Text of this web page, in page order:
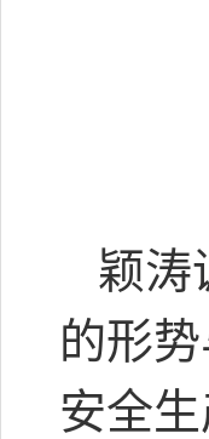
颖涛
的形
安全